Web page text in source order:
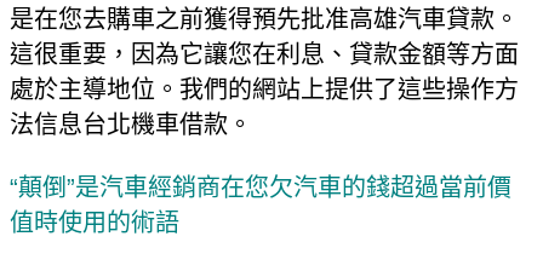
是在您去購車之前獲得預先批准高雄汽車貸款。
這很重要，因為它讓您在利息、貸款金額等方面
處於主導地位。我們的網站上提供了這些操作方
法信息台北機車借款。
“顛倒”是汽車經銷商在您欠汽車的錢超過當前價
值時使用的術語